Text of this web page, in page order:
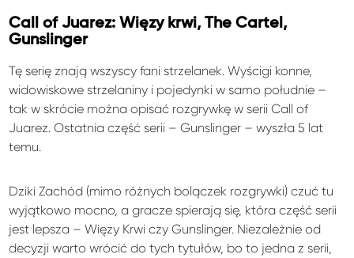
Call of Juarez: Więzy krwi, The Cartel,
Gunslinger
Tę serię znają wszyscy fani strzelanek. Wyścigi konne,
widowiskowe strzelaniny i pojedynki w samo południe –
tak w skrócie można opisać rozgrywkę w serii Call of
Juarez. Ostatnia część serii – Gunslinger – wyszła 5 lat
temu.
Dziki Zachód (mimo różnych bolączek rozgrywki) czuć tu
wyjątkowo mocno, a gracze spierają się, która część serii
jest lepsza – Więzy Krwi czy Gunslinger. Niezależnie od
decyzji warto wrócić do tych tytułów, bo to jedna z serii,